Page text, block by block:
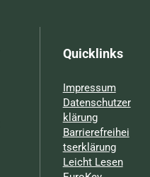
Quicklinks
Impressum
Datenschutzer
klärung
Barrierefreihei
tserklärung
Leicht Lesen